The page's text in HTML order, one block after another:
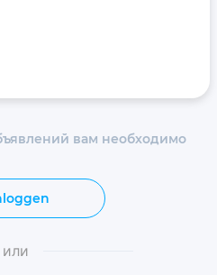
вам необходимо
или